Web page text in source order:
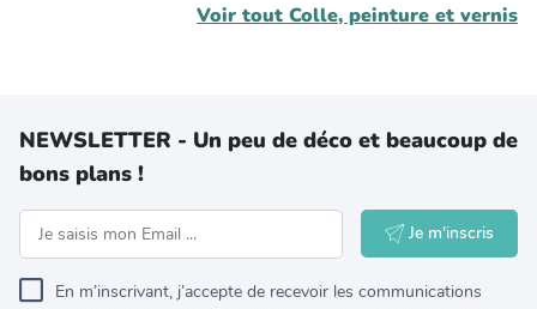
Voir tout Colle, peinture et vernis
NEWSLETTER - Un peu de déco et beaucoup de
bons plans !
Je m'inscris
En m’inscrivant, j’accepte de recevoir les communications